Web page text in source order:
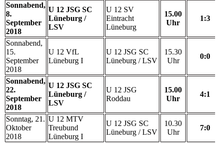
Sonnabend,
8.
September
2018
U 12 JSG SC
Lüneburg /
LSV
U 12 SV
Eintracht
Lüneburg
15.00
Uhr
1:3
Sonnabend,
15.
September
2018
U 12 VfL
Lüneburg I
U 12 JSG SC
Lüneburg / LSV
15.30
Uhr
0:0
Sonnabend,
22.
September
2018
U 12 JSG SC
Lüneburg /
LSV
U 12 JSG
Roddau
15.00
Uhr
4:1
Sonntag, 21.
Oktober
2018
U 12 MTV
Treubund
Lüneburg I
U 12 JSG SC
Lüneburg / LSV
10.30
Uhr
7:0